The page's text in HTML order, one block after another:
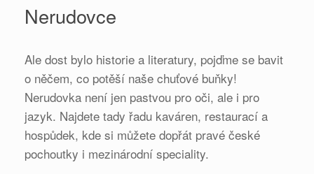
Nerudovce
Ale dost bylo historie a literatury, pojďme se bavit
o něčem, co potěší naše chuťové buňky!
Nerudovka není jen pastvou pro oči, ale i pro
jazyk. Najdete tady řadu kaváren, restaurací a
hospůdek, kde si můžete dopřát pravé české
pochoutky i mezinárodní speciality.